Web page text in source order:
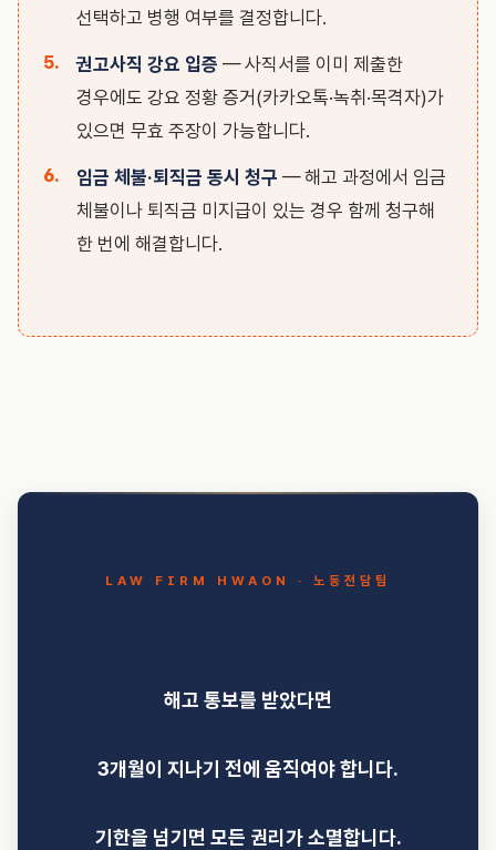
선택하고 병행 여부를 결정합니다.
권고사직 강요 입증 — 사직서를 이미 제출한
경우에도 강요 정황 증거(카카오톡·녹취·목격자)가
있으면 무효 주장이 가능합니다.
임금 체불·퇴직금 동시 청구 — 해고 과정에서 임금
체불이나 퇴직금 미지급이 있는 경우 함께 청구해
한 번에 해결합니다.
LAW FIRM HWAON · 노동전담팀
해고 통보를 받았다면
3개월이 지나기 전에 움직여야 합니다.
기한을 넘기면 모든 권리가 소멸합니다.